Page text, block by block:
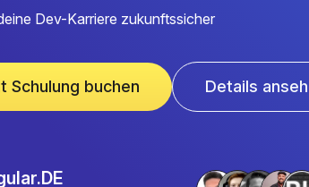
Dev-Karriere zukunftssicher
Schulung buchen Details